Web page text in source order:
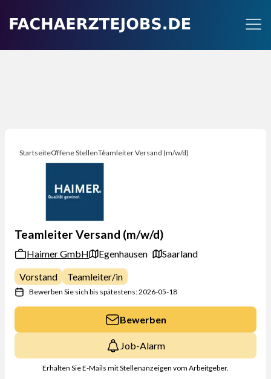
StartseiteOffene StellenTeamleiter Versand (m/w/d)
Teamleiter Versand (m/w/d)
Haimer GmbH Egenhausen
Saarland
Vorstand
Teamleiter/in
Bewerben Sie sich bis spätestens: 2026-05-18
Bewerben
Job-Alarm
Erhalten Sie E-Mails mit Stellenanzeigen vom Arbeitgeber.